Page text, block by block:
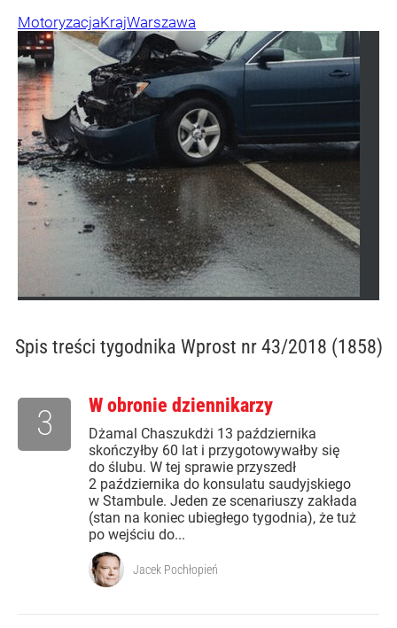
MotoryzacjaKrajWarszawa
Spis treści tygodnika Wprost nr 43/2018 (1858)
W obronie dziennikarzy
Dżamal Chaszukdżi 13 października
skończyłby 60 lat i przygotowywałby się
do ślubu. W tej sprawie przyszedł
2 października do konsulatu saudyjskiego
w Stambule. Jeden ze scenariuszy zakłada
(stan na koniec ubiegłego tygodnia), że tuż
po wejściu do...
3
Jacek Pochłopień